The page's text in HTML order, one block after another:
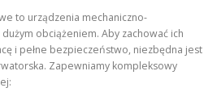
to urządzenia mechaniczno-
obciążeniem. Aby zachować ich
i pełne bezpieczeństwo, niezbędna jest
Zapewniamy kompleksowy